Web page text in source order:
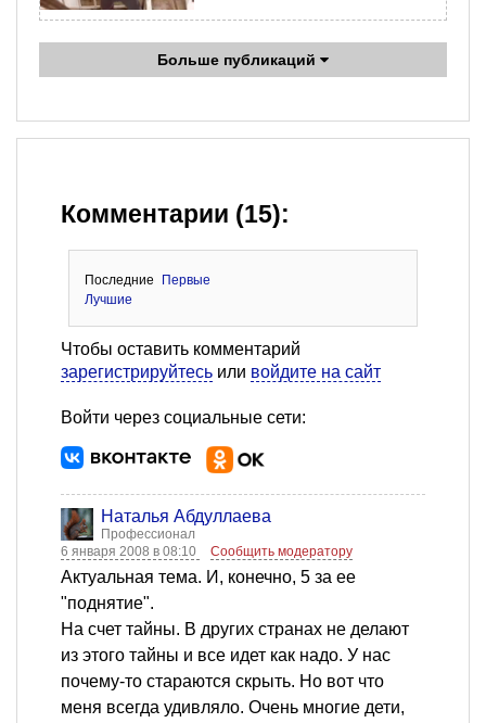
Больше публикаций
Комментарии (15):
Последние
Первые
Лучшие
Чтобы оставить комментарий
зарегистрируйтесь или войдите на сайт
Войти через социальные сети:
Наталья Абдуллаева
Профессионал
6 января 2008 в 08:10
Сообщить модератору
Актуальная тема. И, конечно, 5 за ее
"поднятие".
На счет тайны. В других странах не делают
из этого тайны и все идет как надо. У нас
почему-то стараются скрыть. Но вот что
меня всегда удивляло. Очень многие дети,